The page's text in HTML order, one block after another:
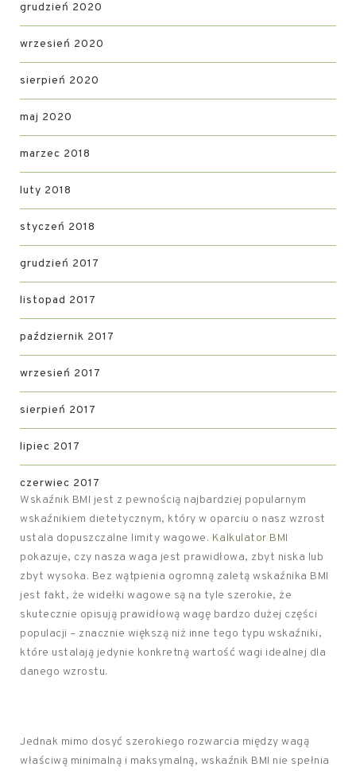
grudzień 2020
wrzesień 2020
sierpień 2020
maj 2020
marzec 2018
luty 2018
styczeń 2018
grudzień 2017
listopad 2017
październik 2017
wrzesień 2017
sierpień 2017
lipiec 2017
czerwiec 2017
Wskaźnik BMI jest z pewnością najbardziej popularnym
wskaźnikiem dietetycznym, który w oparciu o nasz wzrost
ustala dopuszczalne limity wagowe. Kalkulator BMI
pokazuje, czy nasza waga jest prawidłowa, zbyt niska lub
zbyt wysoka. Bez wątpienia ogromną zaletą wskaźnika BMI
jest fakt, że widełki wagowe są na tyle szerokie, że
skutecznie opisują prawidłową wagę bardzo dużej części
populacji – znacznie większą niż inne tego typu wskaźniki,
które ustalają jedynie konkretną wartość wagi idealnej dla
danego wzrostu.
Jednak mimo dosyć szerokiego rozwarcia między wagą
właściwą minimalną i maksymalną, wskaźnik BMI nie spełnia